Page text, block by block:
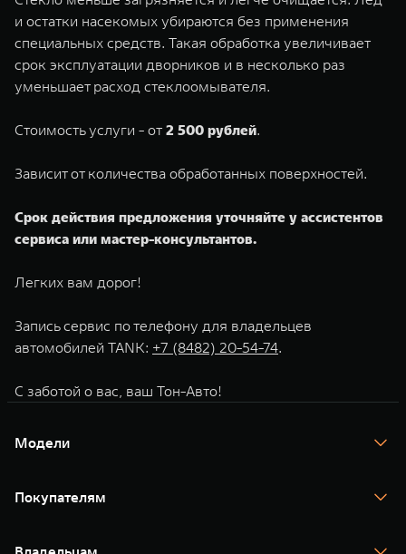
от 6 149 000 ₽ от 5 699 000 ₽
Масштаб возможностей Масштаб возможностей
и остатки насекомых убираются без применения
специальных средств. Такая обработка увеличивает
срок эксплуатации дворников и в несколько раз
уменьшает расход стеклоомывателя.
Стоимость услуги - от 2 500 рублей.
Зависит от количества обработанных поверхностей.
Срок действия предложения уточняйте у ассистентов
сервиса или мастер-консультантов.
Легких вам дорог!
Запись сервис по телефону для владельцев
автомобилей TANK: +7 (8482) 20-54-74.
С заботой о вас, ваш Тон-Авто!
Модели
TANK 400
TANK 500
Покупателям
Тест-драйв